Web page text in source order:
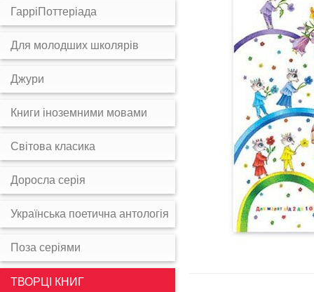
ГарріПоттеріада
Для молодших школярів
Джури
Книги іноземними мовами
Світова класика
Доросла серія
Українська поетична антологія
Поза серіями
ТВОРЦІ КНИГ